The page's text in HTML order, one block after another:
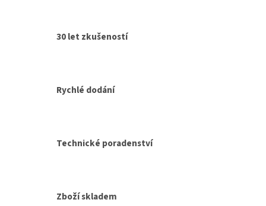
30 let zkušeností
Rychlé dodání
Technické poradenství
Zboží skladem